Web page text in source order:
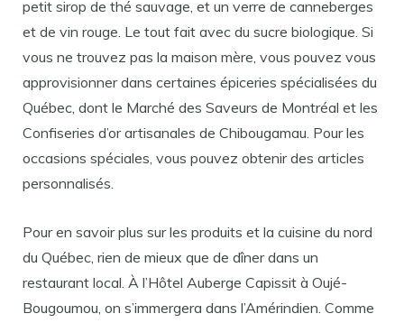
petit sirop de thé sauvage, et un verre de canneberges
et de vin rouge. Le tout fait avec du sucre biologique. Si
vous ne trouvez pas la maison mère, vous pouvez vous
approvisionner dans certaines épiceries spécialisées du
Québec, dont le Marché des Saveurs de Montréal et les
Confiseries d’or artisanales de Chibougamau. Pour les
occasions spéciales, vous pouvez obtenir des articles
personnalisés.
Pour en savoir plus sur les produits et la cuisine du nord
du Québec, rien de mieux que de dîner dans un
restaurant local. À l’Hôtel Auberge Capissit à Oujé-
Bougoumou, on s’immergera dans l’Amérindien. Comme